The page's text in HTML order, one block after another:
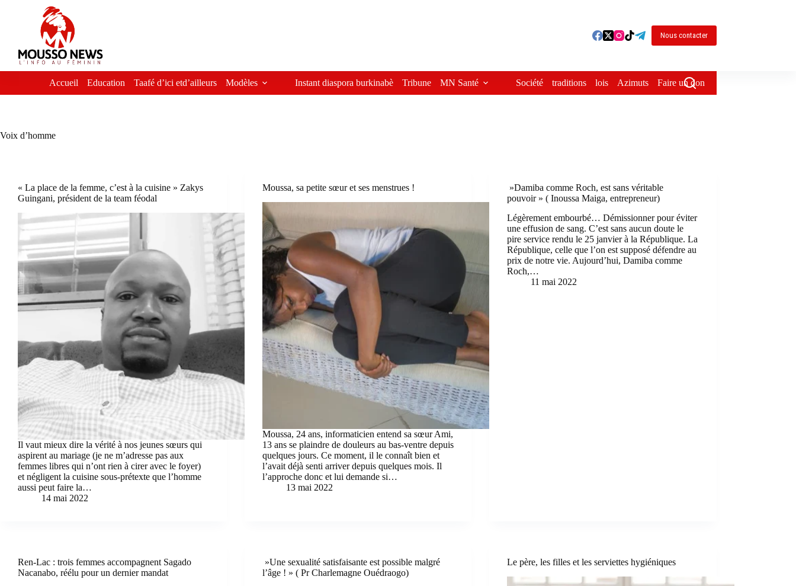
Nous contacter
Accueil Education Taafé d’ici etd’ailleurs Modèles Instant diaspora burkinabè Tribune MN Santé Société traditions lois Azimuts Faire un don
Voix d’homme
« La place de la femme, c’est à la cuisine » Zakys
Guingani, président de la team féodal
Il vaut mieux dire la vérité à nos jeunes sœurs qui
aspirent au mariage (je ne m’adresse pas aux
femmes libres qui n’ont rien à cirer avec le foyer)
et négligent la cuisine sous-prétexte que l’homme
aussi peut faire la…
14 mai 2022
Moussa, sa petite sœur et ses menstrues !
Moussa, 24 ans, informaticien entend sa sœur Ami,
13 ans se plaindre de douleurs au bas-ventre depuis
quelques jours. Ce moment, il le connaît bien et
l’avait déjà senti arriver depuis quelques mois. Il
l’approche donc et lui demande si…
13 mai 2022
»Damiba comme Roch, est sans véritable
pouvoir » ( Inoussa Maiga, entrepreneur)
Légèrement embourbé… Démissionner pour éviter
une effusion de sang. C’est sans aucun doute le
pire service rendu le 25 janvier à la République. La
République, celle que l’on est supposé défendre au
prix de notre vie. Aujourd’hui, Damiba comme
Roch,…
11 mai 2022
Ren-Lac : trois femmes accompagnent Sagado
Nacanabo, réélu pour un dernier mandat
»Une sexualité satisfaisante est possible malgré
l’âge ! » ( Pr Charlemagne Ouédraogo)
Le père, les filles et les serviettes hygiéniques